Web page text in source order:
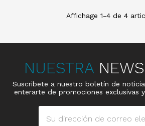
Affichage 1-4 de 4
NUESTRA
Suscribete a nuestro boletín de
enterarte de promociones exclusivas